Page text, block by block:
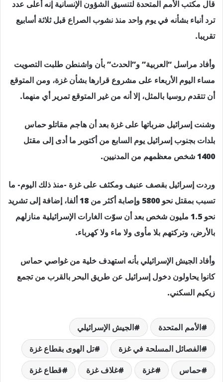
قال مكتب الأمم المتحدة لتنسيق الشؤون الإنسانية إنه أعلى عدد
ترد أنباء بشأنه في يوم واحد منذ نشوب الصراع قبل ثلاثة أسابيع
تقريبا.
وأفاد مراسل “العربية” و”الحدث” بأن واشنطن طلبت التصويت
مساء اليوم الأربعاء على مشروع قرارها بشأن غزة، ومن المتوقع
أن تتقدم روسيا بالمثل، إلا أنه من غير المتوقع تمرير أي منهما.
وشنت إسرائيل ضرباتها على غزة بعد أن هاجم مقاتلو حماس
بلدات بجنوب إسرائيل يوم السابع من أكتوبر ما أدى إلى مقتل
1400 شخص معظمهم من المدنيين.
وردت إسرائيل بقصف عنيف ومكثف على غزة -منذ ذلك اليوم- ما
تسبب بمقتل نحو 5800 وإصابة أكثر من 18 ألفا، إضافة إلى تشريد
نحو 1.5 مليون شخص بعد أن سوّت الغارات الإسرائيلية منازلهم
بالأرض، وتركتهم بلا مأوى ولا ماء ولا كهرباء.
وأفاد الجيش الإسرائيلي بأنه استهدف خلية من غواصي حماس
كانوا يحاولون دخول إسرائيل عن طريق البحر بالقرب من تجمع
زيكيم السكني.
الأمم المتحدة
الجيش الإسرائيلي
الفصائل المسلحة في غزة
تل الهوى بقطاع غزة
حماس
غزة غلاف غزة قطاع غزة